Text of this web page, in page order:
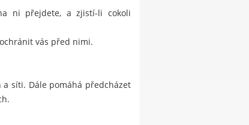
ni přejdete, a zjistí-li cokoli
vás před nimi.
síti. Dále pomáhá předcházet